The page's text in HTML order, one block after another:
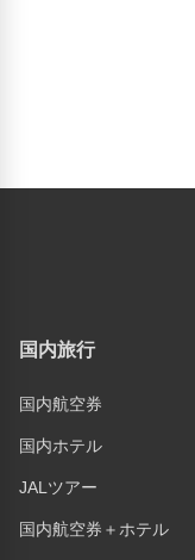
国内旅行
国内航空券
国内ホテル
JALツアー
国内航空券＋ホテル